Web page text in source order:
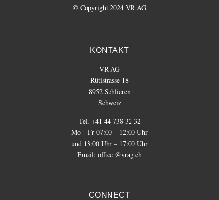
© Copyright 2024 VR AG
KONTAKT
VR AG
Rütistrasse 18
8952 Schlieren
Schweiz
Tel. +41 44 738 32 32
Mo – Fr 07:00 – 12:00 Uhr
und 13:00 Uhr – 17:00 Uhr
Email: office @vrag.ch
CONNECT